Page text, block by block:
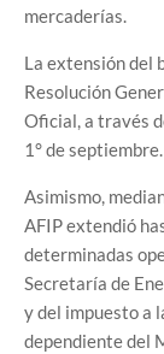
mercaderías.
La extensión del
Resolución
Oficial, a través
1° de septiembre.
Asimismo,
AFIP extendió
determinadas
Secretaría de
y del impuesto a
dependiente del